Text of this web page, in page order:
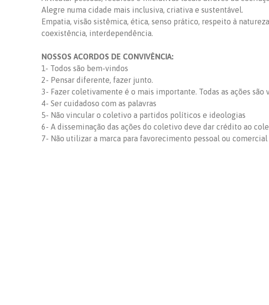
Alegre numa cidade mais inclusiva, criativa e sustentável.
Empatia, visão sistêmica, ética, senso prático, respeito à
coexistência, interdependência.
NOSSOS ACORDOS DE CONVIVÊNCIA:
1- Todos são bem-vindos
2- Pensar diferente, fazer junto.
3- Fazer coletivamente é o mais importante. Todas as ações são
4- Ser cuidadoso com as palavras
5- Não vincular o coletivo a partidos políticos e ideologias
6- A disseminação das ações do coletivo deve dar crédito ao
7- Não utilizar a marca para favorecimento pessoal ou comercial